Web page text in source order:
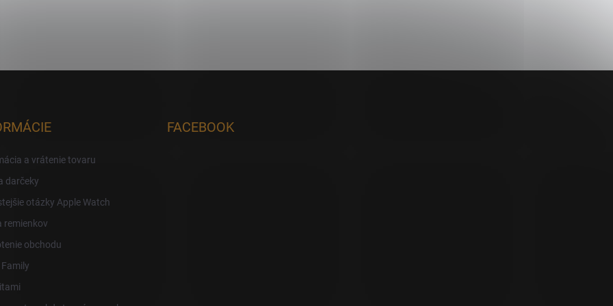
a vrátenie tovaru
darčeky
otázky Apple Watch
remienkov
obchodu
FACEBOOK